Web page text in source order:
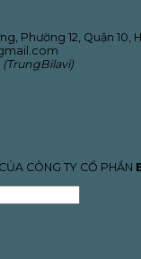
Phường 12, Quận 10,
(TrungBilavi)
CÔNG TY CỔ PHẦN